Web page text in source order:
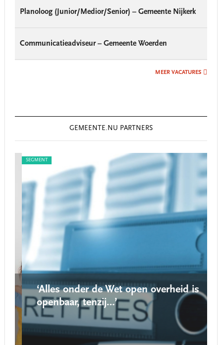
Planoloog (Junior/Medior/Senior) – Gemeente Nijkerk
Communicatieadviseur – Gemeente Woerden
MEER VACATURES
GEMEENTE.NU PARTNERS
SEGMENT
‘Alles onder de Wet open overheid is
openbaar, tenzij…’